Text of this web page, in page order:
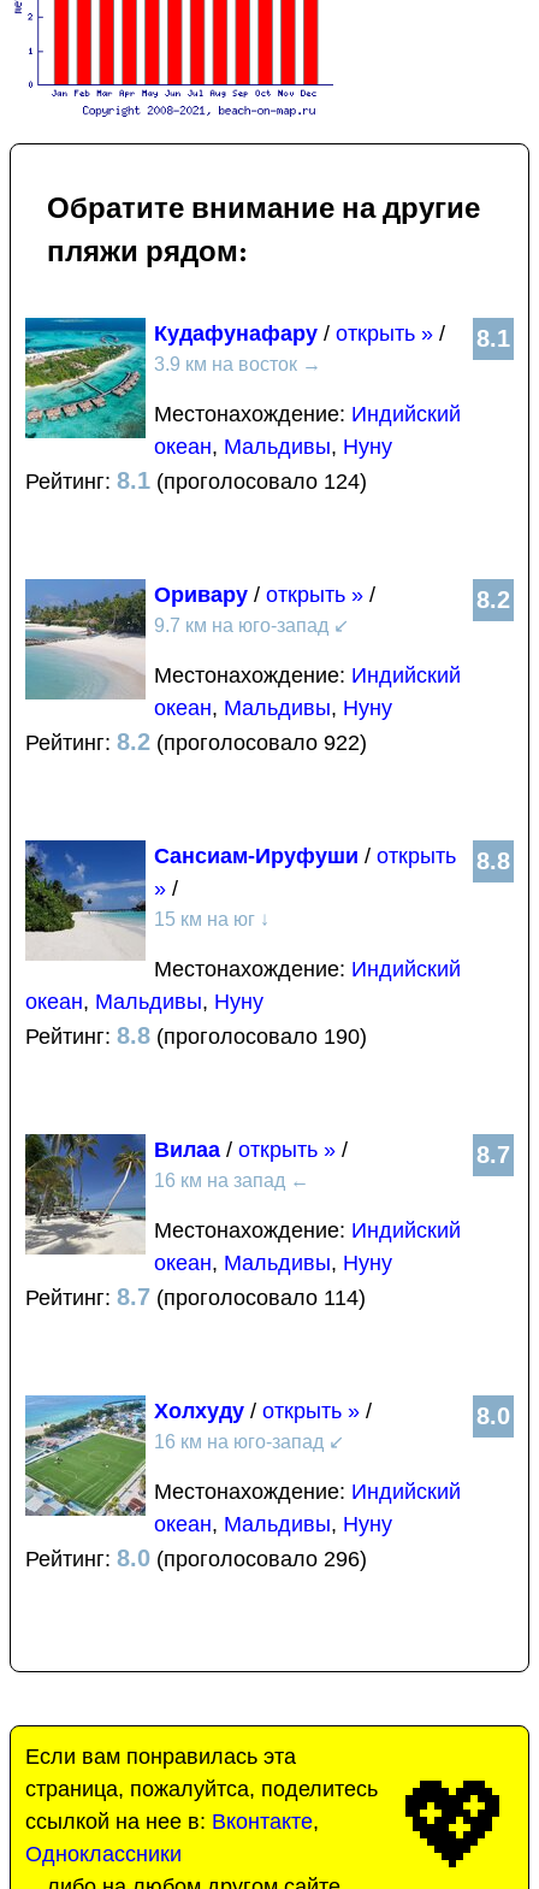
Обратите внимание на другие
пляжи рядом:
8.1
Кудафунафару / открыть » /
3.9 км на восток →
Местонахождение: Индийский
океан, Мальдивы, Нуну
Рейтинг: 8.1 (проголосовало 124)
8.2
Оривару / открыть » /
9.7 км на юго-запад ↙
Местонахождение: Индийский
океан, Мальдивы, Нуну
Рейтинг: 8.2 (проголосовало 922)
8.8
Сансиам-Ируфуши / открыть
» /
15 км на юг ↓
Местонахождение: Индийский
океан, Мальдивы, Нуну
Рейтинг: 8.8 (проголосовало 190)
8.7
Вилаа / открыть » /
16 км на запад ←
Местонахождение: Индийский
океан, Мальдивы, Нуну
Рейтинг: 8.7 (проголосовало 114)
8.0
Холхуду / открыть » /
16 км на юго-запад ↙
Местонахождение: Индийский
океан, Мальдивы, Нуну
Рейтинг: 8.0 (проголосовало 296)
💖
Если вам понравилась эта
страница, пожалуйтса, поделитесь
ссылкой на нее в: Вконтакте,
Одноклассники